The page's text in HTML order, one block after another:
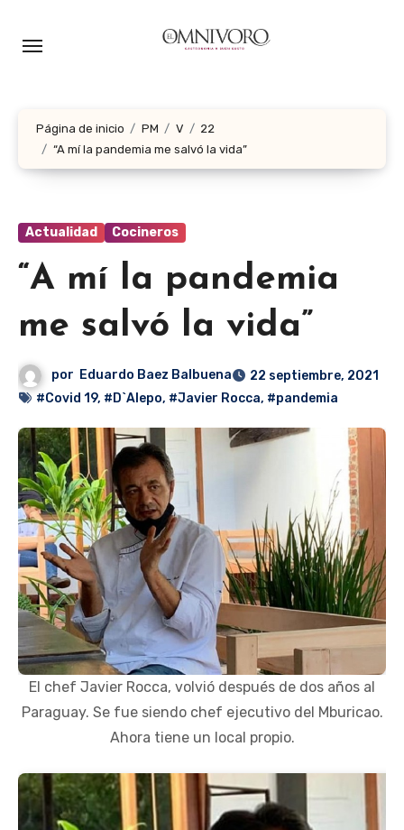
Página de inicio PM V
22
“A mí la pandemia me salvó la vida”
Actualidad Cocineros
“A mí la pandemia
me salvó la vida”
por Eduardo Baez Balbuena
22 septiembre, 2021
#Covid 19, #D`Alepo, #Javier Rocca, #pandemia
El chef Javier Rocca, volvió después de dos años al
Paraguay. Se fue siendo chef ejecutivo del Mburicao.
Ahora tiene un local propio.